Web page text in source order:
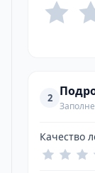
2
Качество